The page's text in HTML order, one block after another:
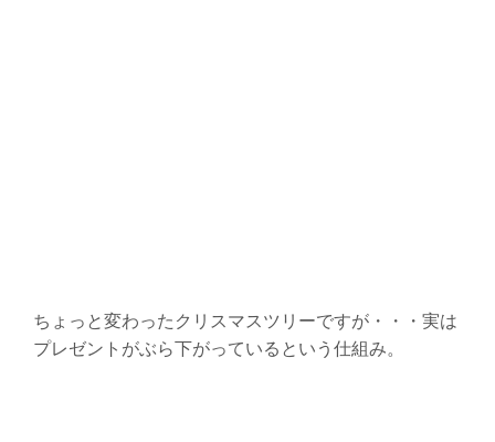
ちょっと変わったクリスマスツリーですが・・・実は
プレゼントがぶら下がっているという仕組み。